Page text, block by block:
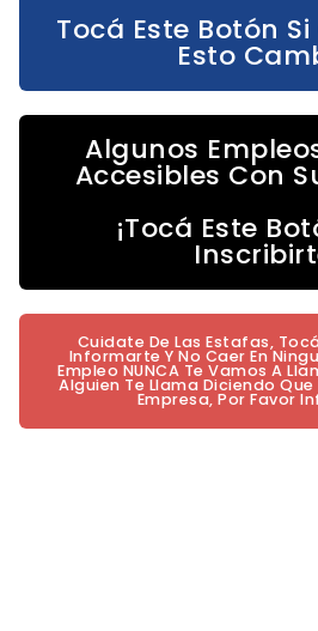
Tocá Este Botón
Esto
Algunos
Accesibles Con
¡Tocá Este
Cuidate De Las Estafas,
Informarte Y No Caer En
Empleo NUNCA Te Vamos A
Alguien Te Llama Diciendo
Empresa, Por Favor